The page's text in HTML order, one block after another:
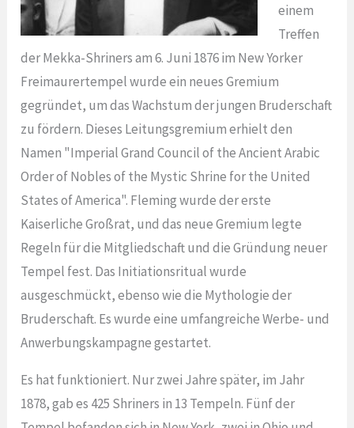
einem
Treffen
der Mekka-Shriners am 6. Juni 1876 im New Yorker
Freimaurertempel wurde ein neues Gremium
gegründet, um das Wachstum der jungen Bruderschaft
zu fördern. Dieses Leitungsgremium erhielt den
Namen "Imperial Grand Council of the Ancient Arabic
Order of Nobles of the Mystic Shrine for the United
States of America". Fleming wurde der erste
Kaiserliche Großrat, und das neue Gremium legte
Regeln für die Mitgliedschaft und die Gründung neuer
Tempel fest. Das Initiationsritual wurde
ausgeschmückt, ebenso wie die Mythologie der
Bruderschaft. Es wurde eine umfangreiche Werbe- und
Anwerbungskampagne gestartet.
Es hat funktioniert. Nur zwei Jahre später, im Jahr
1878, gab es 425 Shriners in 13 Tempeln. Fünf der